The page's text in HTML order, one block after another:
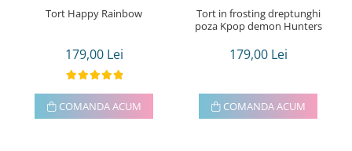
Tort Happy Rainbow
179,00 Lei
COMANDA ACUM
Tort in frosting dreptunghi
poza Kpop demon Hunters
179,00 Lei
COMANDA ACUM